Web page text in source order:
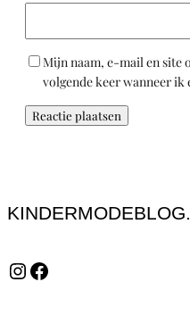
Mijn naam, e-mail en site
volgende keer wanneer ik
InstagramFacebook